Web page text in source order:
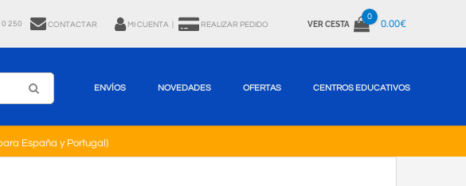
250 CONTACTAR MI CUENTA REALIZAR PEDIDO VER CESTA
0
0.00€
ENVÍOS NOVEDADES OFERTAS CENTROS EDUCATIVOS
España y Portugal)